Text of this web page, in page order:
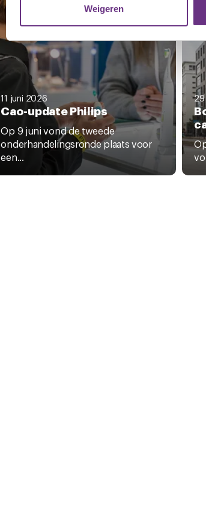
media, adverteren en analyse. Deze
U kunt uw toestemming op elk moment
cookie-instellingenicoontje linksonder op de
Weigeren
11 juni 2026
Cao-update Philips
Op 9 juni vond de tweede
onderhandelingsronde plaats voor
een...